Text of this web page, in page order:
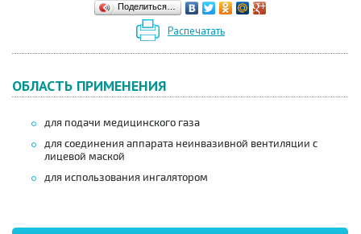
Поделиться…
Распечатать
ОБЛАСТЬ ПРИМЕНЕНИЯ
для подачи медицинского газа
для соединения аппарата неинвазивной вентиляции с
лицевой маской
для использования ингалятором